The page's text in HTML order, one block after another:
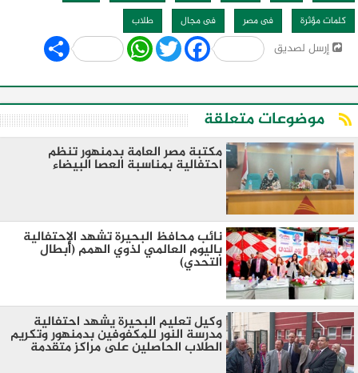
كلمات مؤثرة
فى مصر فى مجال طلاب
إرسل لصديق Share WhatsApp
Twitter Facebook
موضوعات متعلقة
مكتبة مصر العامة بدمنهور تنظم
احتفالية بمناسبة العصا البيضاء
نائب محافظ البحيرة تشهد الإحتفالية
باليوم العالمي لذوي الهمم (أبطال
التحدي)
وكيل تعليم البحيرة يشهد احتفالية
مدرسة النور للمكفوفين بدمنهور وتكريم
الطلاب الحاصلين على مراكز متقدمة